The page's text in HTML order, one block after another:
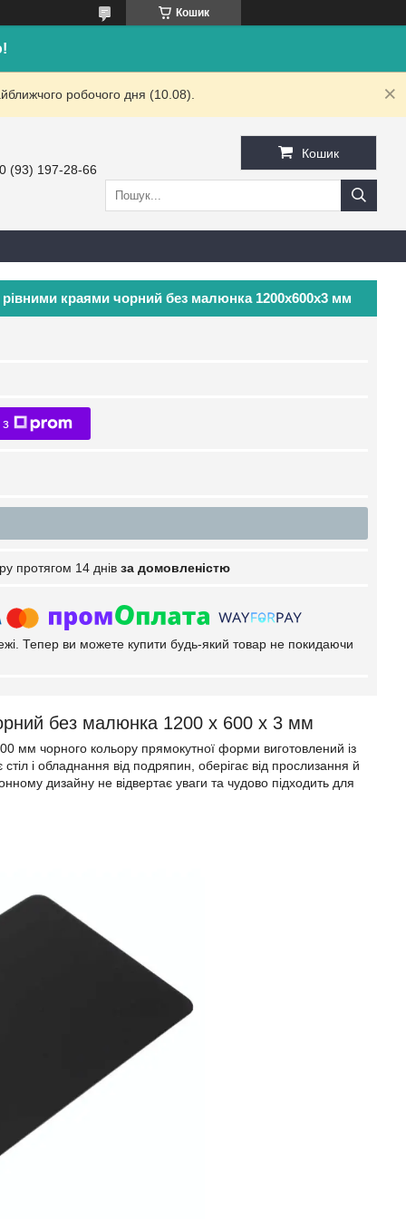
Кошик
робочого дня (10.08).
(93) 197-28-66
Кошик
краями чорний без малюнка 1200х600х3 мм
протягом 14 днів за домовленістю
Тепер ви можете купити будь-який товар не покидаючи
без малюнка 1200 х 600 х 3 мм
мм чорного кольору прямокутної форми виготовлений із
і обладнання від подряпин, оберігає від прослизання й
дизайну не відвертає уваги та чудово підходить для